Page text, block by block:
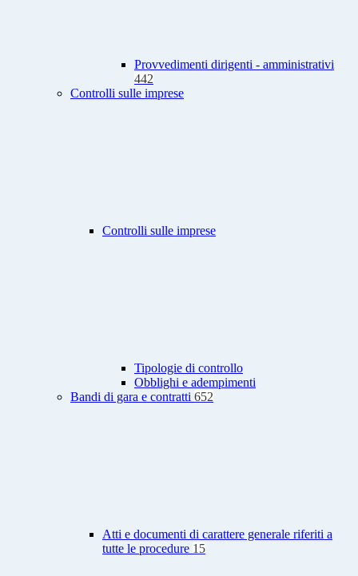
Provvedimenti dirigenti - amministrativi
442
Controlli sulle imprese
Controlli sulle imprese
Tipologie di controllo
Obblighi e adempimenti
Bandi di gara e contratti 652
Atti e documenti di carattere generale riferiti a
tutte le procedure 15